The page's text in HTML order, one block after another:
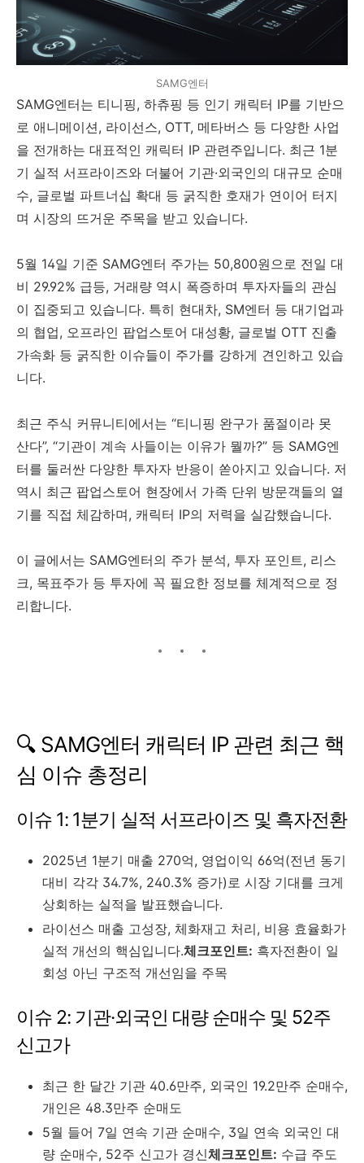
SAMG엔터
SAMG엔터는 티니핑, 하츄핑 등 인기 캐릭터 IP를 기반으
로 애니메이션, 라이선스, OTT, 메타버스 등 다양한 사업
을 전개하는 대표적인 캐릭터 IP 관련주입니다. 최근 1분
기 실적 서프라이즈와 더불어 기관·외국인의 대규모 순매
수, 글로벌 파트너십 확대 등 굵직한 호재가 연이어 터지
며 시장의 뜨거운 주목을 받고 있습니다.
5월 14일 기준 SAMG엔터 주가는 50,800원으로 전일 대
비 29.92% 급등, 거래량 역시 폭증하며 투자자들의 관심
이 집중되고 있습니다. 특히 현대차, SM엔터 등 대기업과
의 협업, 오프라인 팝업스토어 대성황, 글로벌 OTT 진출
가속화 등 굵직한 이슈들이 주가를 강하게 견인하고 있습
니다.
최근 주식 커뮤니티에서는 “티니핑 완구가 품절이라 못
산다”, “기관이 계속 사들이는 이유가 뭘까?” 등 SAMG엔
터를 둘러싼 다양한 투자자 반응이 쏟아지고 있습니다. 저
역시 최근 팝업스토어 현장에서 가족 단위 방문객들의 열
기를 직접 체감하며, 캐릭터 IP의 저력을 실감했습니다.
이 글에서는 SAMG엔터의 주가 분석, 투자 포인트, 리스
크, 목표주가 등 투자에 꼭 필요한 정보를 체계적으로 정
리합니다.
🔍 SAMG엔터 캐릭터 IP 관련 최근 핵
심 이슈 총정리
이슈 1: 1분기 실적 서프라이즈 및 흑자전환
2025년 1분기 매출 270억, 영업이익 66억(전년 동기
대비 각각 34.7%, 240.3% 증가)로 시장 기대를 크게
상회하는 실적을 발표했습니다.
라이선스 매출 고성장, 체화재고 처리, 비용 효율화가
실적 개선의 핵심입니다.체크포인트: 흑자전환이 일
회성 아닌 구조적 개선임을 주목
이슈 2: 기관·외국인 대량 순매수 및 52주
신고가
최근 한 달간 기관 40.6만주, 외국인 19.2만주 순매수,
개인은 48.3만주 순매도
5월 들어 7일 연속 기관 순매수, 3일 연속 외국인 대
량 순매수, 52주 신고가 경신체크포인트: 수급 주도